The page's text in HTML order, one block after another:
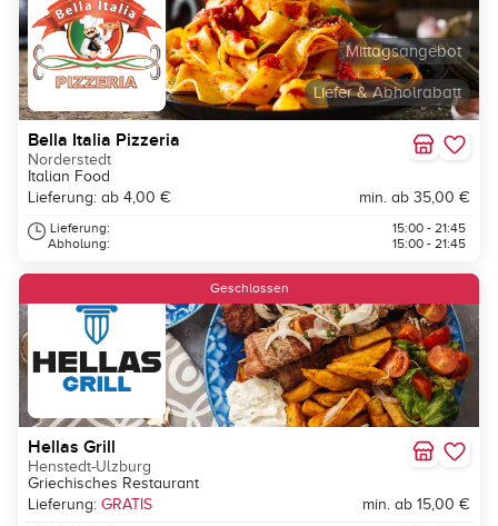
Liefer & Abholrabatt
Mittagsangebot
Bella Italia Pizzeria
Norderstedt
Italian Food
Lieferung: ab 4,00 €
min. ab 35,00 €
Lieferung:
Abholung:
15:00 - 21:45
15:00 - 21:45
Geschlossen
Hellas Grill
Henstedt-Ulzburg
Griechisches Restaurant
Lieferung: GRATIS min. ab 15,00 €